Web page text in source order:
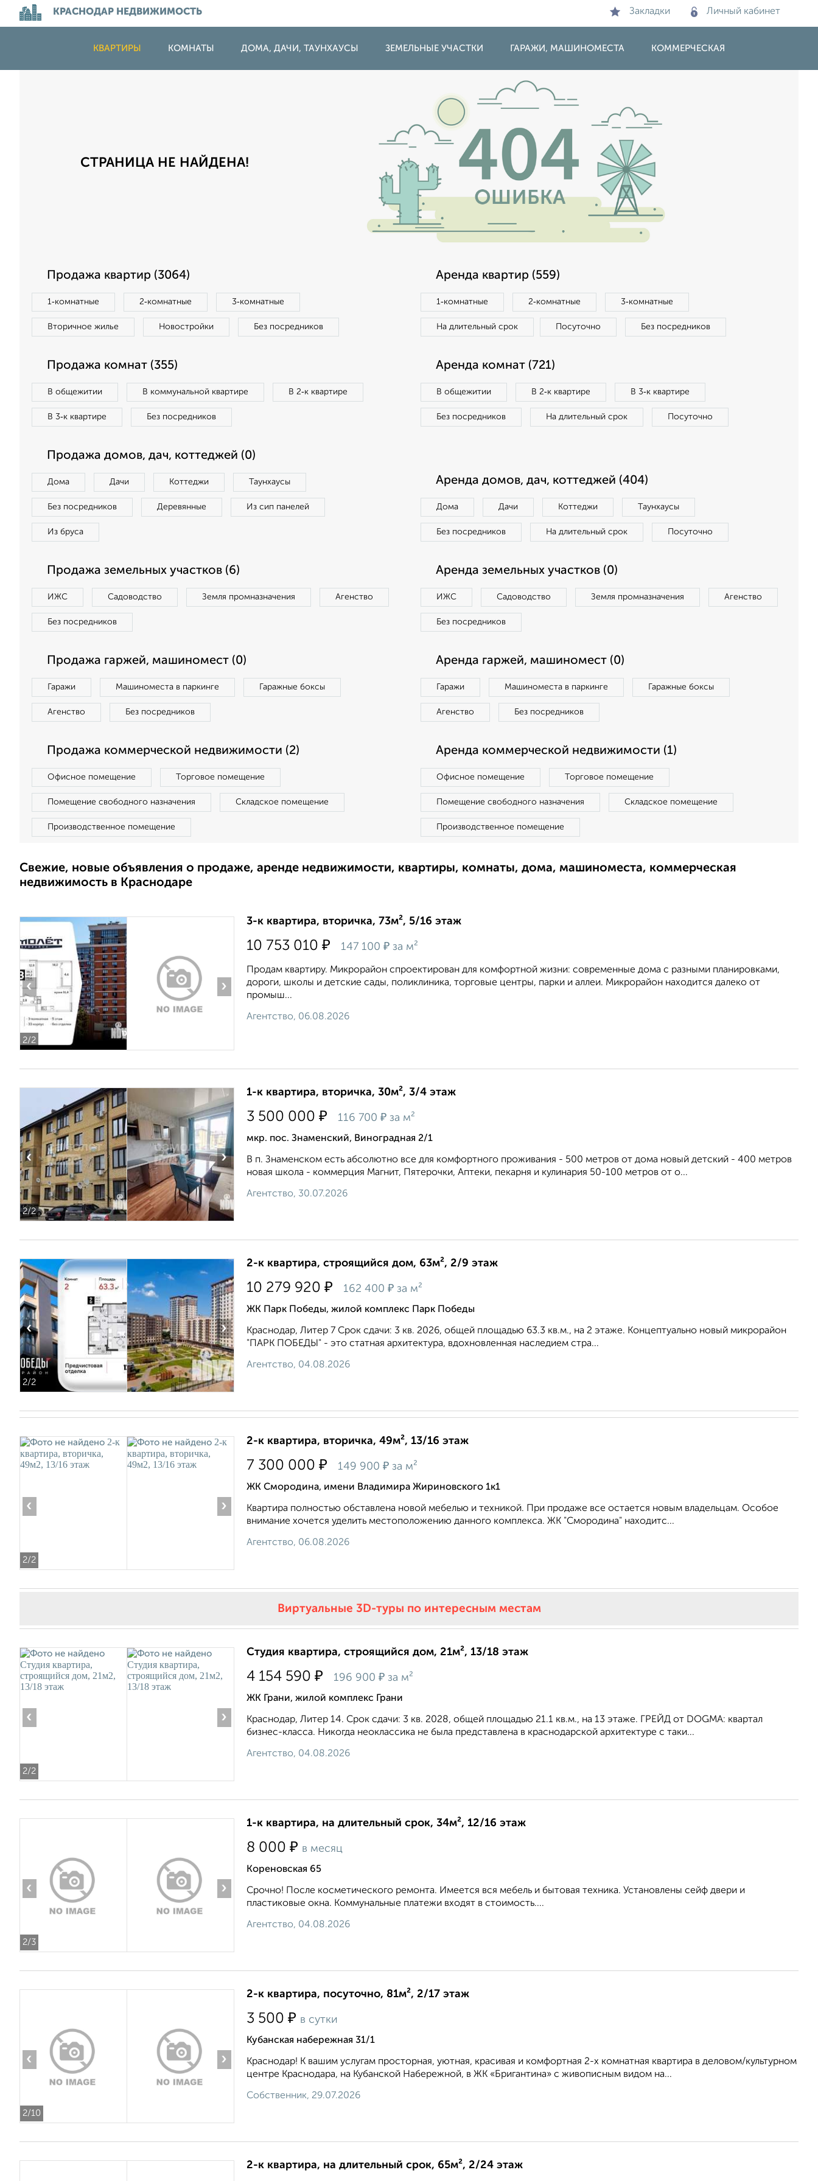
КРАСНОДАР НЕДВИЖИМОСТЬ Закладки Личный кабинет
КВАРТИРЫ КОМНАТЫ ДОМА, ДАЧИ, ТАУНХАУСЫ ЗЕМЕЛЬНЫЕ УЧАСТКИ ГАРАЖИ, МАШИНОМЕСТА КОММЕРЧЕСКАЯ
СТРАНИЦА НЕ НАЙДЕНА!
Продажа квартир (3064)
1‑комнатные 2‑комнатные 3‑комнатные
Вторичное жилье Новостройки Без посредников
Аренда квартир (559)
1‑комнатные 2‑комнатные 3‑комнатные
На длительный срок Посуточно Без посредников
Продажа комнат (355)
В общежитии В коммунальной квартире В 2‑к квартире
В 3‑к квартире Без посредников
Аренда комнат (721)
В общежитии В 2‑к квартире В 3‑к квартире
Без посредников На длительный срок Посуточно
Продажа домов, дач, коттеджей (0)
Дома Дачи Коттеджи Таунхаусы
Без посредников Деревянные Из сип панелей
Из бруса
Аренда домов, дач, коттеджей (404)
Дома Дачи Коттеджи Таунхаусы
Без посредников На длительный срок Посуточно
Продажа земельных участков (6)
ИЖС Садоводство Земля промназначения Агенство
Без посредников
Аренда земельных участков (0)
ИЖС Садоводство Земля промназначения Агенство
Без посредников
Продажа гаржей, машиномест (0)
Гаражи Машиноместа в паркинге Гаражные боксы
Агенство Без посредников
Аренда гаржей, машиномест (0)
Гаражи Машиноместа в паркинге Гаражные боксы
Агенство Без посредников
Продажа коммерческой недвижимости (2)
Офисное помещение Торговое помещение
Помещение свободного назначения Складское помещение
Производственное помещение
Аренда коммерческой недвижимости (1)
Офисное помещение Торговое помещение
Помещение свободного назначения Складское помещение
Производственное помещение
Свежие, новые объявления о продаже, аренде недвижимости, квартиры, комнаты, дома, машиноместа, коммерческая
недвижимость в Краснодаре
2/2
‹ ›
3-к квартира, вторичка, 73м², 5/16 этаж
10 753 010 ₽ 147 100 ₽ за м²
Продам квартиру. Микрорайон спроектирован для комфортной жизни: современные дома с разными планировками,
дороги, школы и детские сады, поликлиника, торговые центры, парки и аллеи. Микрорайон находится далеко от
промыш...
Агентство, 06.08.2026
2/2
‹ ›
1-к квартира, вторичка, 30м², 3/4 этаж
3 500 000 ₽ 116 700 ₽ за м²
мкр. пос. Знаменский, Виноградная 2/1
В п. Знаменском есть абсолютно все для комфортного проживания - 500 метров от дома новый детский - 400 метров
новая школа - коммерция Магнит, Пятерочки, Аптеки, пекарня и кулинария 50-100 метров от о...
Агентство, 30.07.2026
2/2
‹ ›
2-к квартира, строящийся дом, 63м², 2/9 этаж
10 279 920 ₽ 162 400 ₽ за м²
ЖК Парк Победы, жилой комплекс Парк Победы
Краснодар, Литер 7 Срок сдачи: 3 кв. 2026, общей площадью 63.3 кв.м., на 2 этаже. Концептуально новый микрорайон
"ПАРК ПОБЕДЫ" - это статная архитектура, вдохновленная наследием стра...
Агентство, 04.08.2026
2/2
‹ ›
2-к квартира, вторичка, 49м², 13/16 этаж
7 300 000 ₽ 149 900 ₽ за м²
ЖК Смородина, имени Владимира Жириновского 1к1
Квартира полностью обставлена новой мебелью и техникой. При продаже все остается новым владельцам. Особое
внимание хочется уделить местоположению данного комплекса. ЖК "Смородина" находитс...
Агентство, 06.08.2026
Виртуальные 3D-туры по интересным местам
2/2
‹ ›
Студия квартира, строящийся дом, 21м², 13/18 этаж
4 154 590 ₽ 196 900 ₽ за м²
ЖК Грани, жилой комплекс Грани
Краснодар, Литер 14. Срок сдачи: 3 кв. 2028, общей площадью 21.1 кв.м., на 13 этаже. ГРЕЙД от DOGMA: квартал
бизнес-класса. Никогда неоклассика не была представлена в краснодарской архитектуре с таки...
Агентство, 04.08.2026
2/3
‹ ›
1-к квартира, на длительный срок, 34м², 12/16 этаж
8 000 ₽ в месяц
Кореновская 65
Срочно! После косметического ремонта. Имеется вся мебель и бытовая техника. Установлены сейф двери и
пластиковые окна. Коммунальные платежи входят в стоимость....
Агентство, 04.08.2026
2/10
‹ ›
2-к квартира, посуточно, 81м², 2/17 этаж
3 500 ₽ в сутки
Кубанская набережная 31/1
Краснодар! К вашим услугам просторная, уютная, красивая и комфортная 2-х комнатная квартира в деловом/культурном
центре Краснодара, на Кубанской Набережной, в ЖК «Бригантина» с живописным видом на...
Собственник, 29.07.2026
2-к квартира, на длительный срок, 65м², 2/24 этаж